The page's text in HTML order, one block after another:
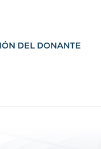
DEL DONANTE